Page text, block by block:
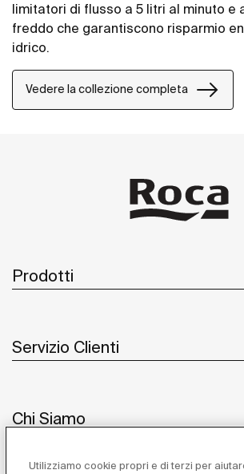
limitatori di flusso a 5 litri al minuto e
freddo che garantiscono risparmio
idrico.
Vedere la collezione completa
Prodotti
Servizio Clienti
Chi Siamo
Utilizziamo cookie propri e di terzi per